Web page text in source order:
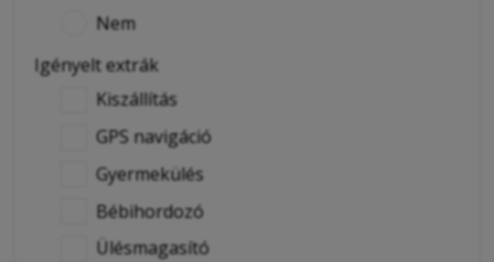
Nem
Igényelt extrák
Kiszállítás
GPS navigáció
Gyermekülés
Bébihordozó
Ülésmagasító